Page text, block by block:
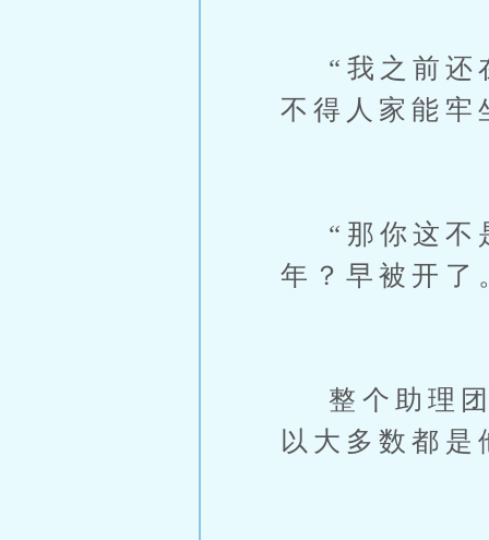
“我之前还
不得人家能牢
“那你这不
年？早被开了
整个助理团
以大多数都是